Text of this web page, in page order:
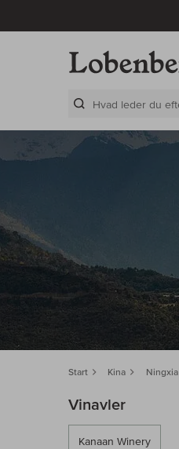
Start Kina Ningxia
Vinavler
Kanaan Winery